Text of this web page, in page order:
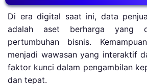
Di era digital saat ini, data
adalah aset berharga yang
pertumbuhan bisnis.
menjadi wawasan yang interaktif
faktor kunci dalam pengambilan
dan tepat.